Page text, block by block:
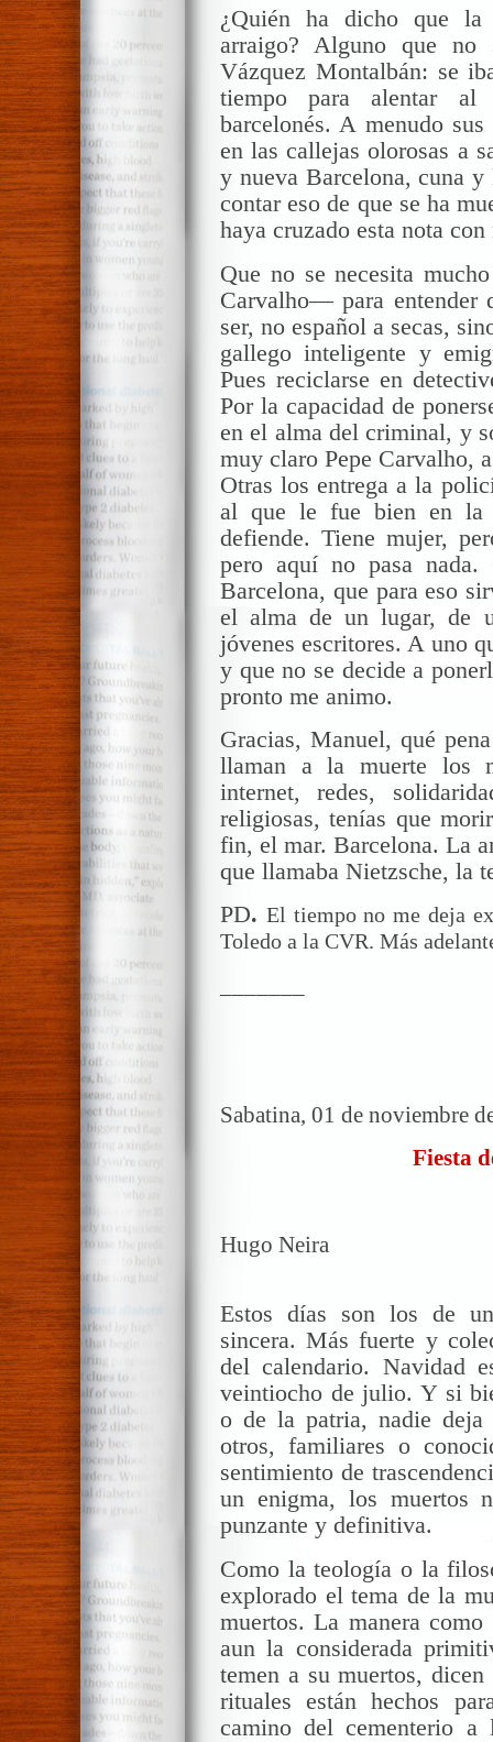
¿Quién ha dicho que la
arraigo? Alguno que no
Vázquez Montalbán: se
tiempo para alentar
barcelonés. A menudo
en las callejas olorosas a
y nueva Barcelona, cuna
contar eso de que se ha
haya cruzado esta nota
Que no se necesita
Carvalho— para entender
ser, no español a secas,
gallego inteligente y
Pues reciclarse en
Por la capacidad de
en el alma del criminal, y
muy claro Pepe Carvalho,
Otras los entrega a la
al que le fue bien en la
defiende. Tiene mujer,
pero aquí no pasa
Barcelona, que para eso
el alma de un lugar, de
jóvenes escritores. A uno
y que no se decide a
pronto me animo.
Gracias, Manuel, qué
llaman a la muerte los
internet, redes,
religiosas, tenías que
fin, el mar. Barcelona. La
que llamaba Nietzsche, la
PD. El tiempo no me deja
Toledo a la CVR. Más
Sabatina, 01 de noviembre
Fiesta
Hugo Neira
Estos días son los de
sincera. Más fuerte y
del calendario. Navidad
veintiocho de julio. Y si
o de la patria, nadie
otros, familiares o
sentimiento de
un enigma, los muertos
punzante y definitiva.
Como la teología o la
explorado el tema de la
muertos. La manera
aun la considerada
temen a su muertos, dicen
rituales están hechos
camino del cementerio